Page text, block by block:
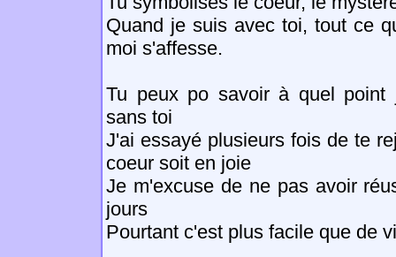
Quand je suis avec toi, tout ce
moi s'affesse.
Tu peux po savoir à quel
sans toi
J'ai essayé plusieurs fois de te
coeur soit en joie
Je m'excuse de ne pas avoir
jours
Pourtant c'est plus facile que de